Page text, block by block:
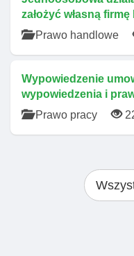
założyć własną
Prawo handlowe
Wypowiedzenie
wypowiedzenia i
Prawo pracy